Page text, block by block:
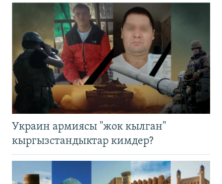
Украин армиясы "жок кылган"
кыргызстандыктар кимдер?